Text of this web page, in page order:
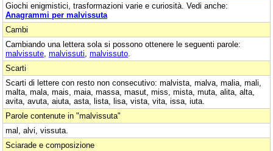
Giochi enigmistici, trasformazioni varie e curiosità. Vedi anche:
Anagrammi per malvissuta
Cambi
Cambiando una lettera sola si possono ottenere le seguenti parole:
malvissute malvissuti malvissuto
Scarti
Scarti di lettere con resto non consecutivo: malvista, malva, malia, mali,
malta, mala, mais, maia, massa, masut, miss, mista, muta, alita, alta,
avita, avuta, aiuta, asta, lista, lisa, vista, vita, issa, iuta.
Parole contenute in "malvissuta"
mal, alvi, vissuta.
Sciarade e composizione